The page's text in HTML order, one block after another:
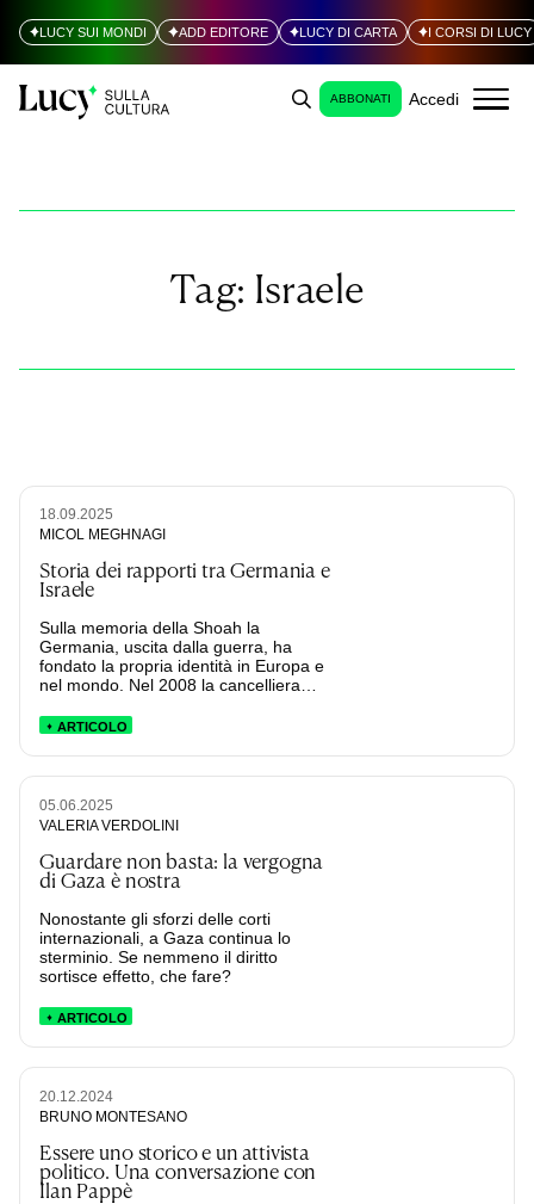
LUCY SUI MONDI ADD EDITORE LUCY DI CARTA I CORSI DI LUCY
ABBONATI Accedi
Tag: Israele
18.09.2025
MICOL MEGHNAGI
Storia dei rapporti tra Germania e
Israele
Sulla memoria della Shoah la
Germania, uscita dalla guerra, ha
fondato la propria identità in Europa e
nel mondo. Nel 2008 la cancelliera
parlamento israeliano, ha affermato
della ragion di Stato tedesca”. Ma si è
trattato davvero di un processo lineare
e condiviso? E quali sono i costi di
questa alleanza nell’attuale genocidio
ARTICOLO
05.06.2025
VALERIA VERDOLINI
Guardare non basta: la vergogna
di Gaza è nostra
Nonostante gli sforzi delle corti
internazionali, a Gaza continua lo
sterminio. Se nemmeno il diritto
sortisce effetto, che fare?
ARTICOLO
20.12.2024
BRUNO MONTESANO
Essere uno storico e un attivista
politico. Una conversazione con
Ilan Pappè